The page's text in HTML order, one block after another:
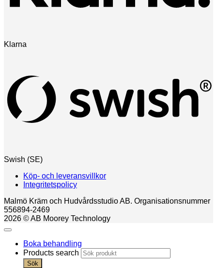
Klarna
Swish (SE)
Köp- och leveransvillkor
Integritetspolicy
Malmö Kräm och Hudvårdsstudio AB. Organisationsnummer
556894-2469
2026 © AB Moorey Technology
Boka behandling
Products search
Sök